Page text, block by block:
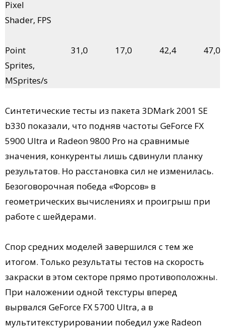
Pixel
Shader, FPS
Point
Sprites,
MSprites/s
31,0 17,0 42,4 47,0
Синтетические тесты из пакета 3DMark 2001 SE
b330 показали, что подняв частоты GeForce FX
5900 Ultra и Radeon 9800 Pro на сравнимые
значения, конкуренты лишь сдвинули планку
результатов. Но расстановка сил не изменилась.
Безоговорочная победа «Форсов» в
геометрических вычислениях и проигрыш при
работе с шейдерами.
Спор средних моделей завершился с тем же
итогом. Только результаты тестов на скорость
закраски в этом секторе прямо противоположны.
При наложении одной текстуры вперед
вырвался GeForce FX 5700 Ultra, а в
мультитекстурировании победил уже Radeon